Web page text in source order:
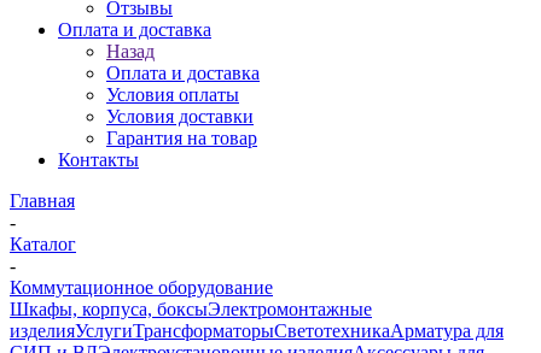
Отзывы
Оплата и доставка
Назад
Оплата и доставка
Условия оплаты
Условия доставки
Гарантия на товар
Контакты
Главная
-
Каталог
-
Коммутационное оборудование
Шкафы, корпуса, боксыЭлектромонтажные
изделияУслугиТрансформаторыСветотехникаАрматура для